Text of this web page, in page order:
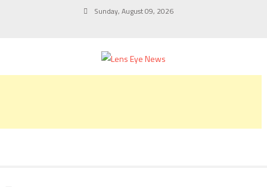
Sunday, August 09, 2026